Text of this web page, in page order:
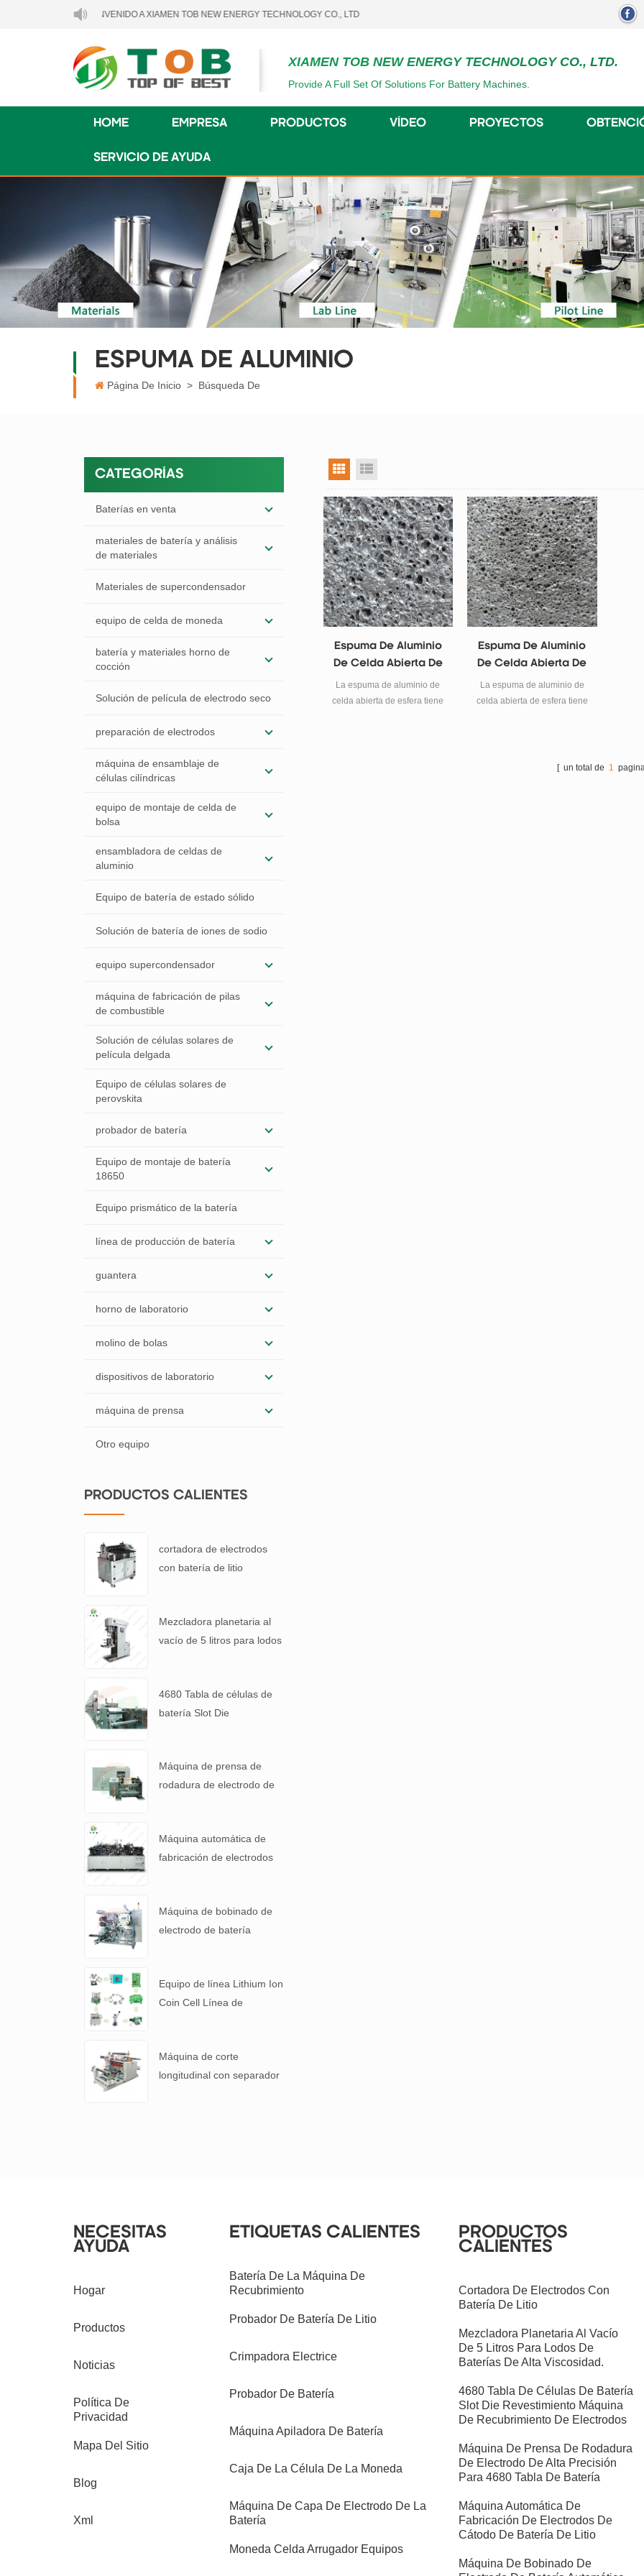
BIENVENIDO A XIAMEN TOB NEW ENERGY TECHNOLOGY CO., LTD..
XIAMEN TOB NEW ENERGY TECHNOLOGY CO., LTD.
Provide A Full Set Of Solutions For Battery Machines.
HOME EMPRESA PRODUCTOS VÍDEO PROYECTOS
SERVICIO DE AYUDA
ESPUMA DE ALUMINIO
Página De Inicio > Búsqueda De
CATEGORÍAS
Baterías en venta
materiales de batería y análisis
de materiales
Materiales de supercondensador
equipo de celda de moneda
batería y materiales horno de
cocción
Solución de película de electrodo seco
preparación de electrodos
máquina de ensamblaje de
células cilíndricas
equipo de montaje de celda de
bolsa
ensambladora de celdas de
aluminio
Equipo de batería de estado sólido
Solución de batería de iones de sodio
equipo supercondensador
máquina de fabricación de pilas
de combustible
Solución de células solares de
película delgada
Equipo de células solares de
perovskita
probador de batería
Equipo de montaje de batería
18650
Equipo prismático de la batería
línea de producción de batería
guantera
horno de laboratorio
molino de bolas
dispositivos de laboratorio
máquina de prensa
Otro equipo
PRODUCTOS CALIENTES
cortadora de electrodos
con batería de litio
Mezcladora planetaria al
vacío de 5 litros para lodos
4680 Tabla de células de
batería Slot Die
electrodos
Máquina de prensa de
rodadura de electrodo de
Máquina automática de
fabricación de electrodos
Máquina de bobinado de
electrodo de batería
Equipo de línea Lithium Ion
Coin Cell Línea de
Máquina de corte
longitudinal con separador
vista en cuadrícula
Espuma De Aluminio
De Celda Abierta De
Esfera De 10 Mm De
Espesor
La espuma de aluminio de
celda abierta de esfera tiene
Espuma De Aluminio
De Celda Abierta De
Esfera De 20 Mm De
Espesor
La espuma de aluminio de
celda abierta de esfera tiene
[ un total de 1
NECESITAS
AYUDA
Hogar
Productos
Noticias
Política De
Privacidad
Mapa Del Sitio
Blog
Xml
ETIQUETAS CALIENTES
Batería De La Máquina De
Recubrimiento
Probador De Batería De Litio
Crimpadora Electrice
Probador De Batería
Máquina Apiladora De Batería
Caja De La Célula De La Moneda
Máquina De Capa De Electrodo De La
Batería
Moneda Celda Arrugador Equipos
PRODUCTOS
CALIENTES
Cortadora De Electrodos Con
Batería De Litio
Mezcladora Planetaria Al Vacío
De 5 Litros Para Lodos De
Baterías De Alta Viscosidad.
4680 Tabla De Células De Batería
Slot Die Revestimiento Máquina
De Recubrimiento De Electrodos
Máquina De Prensa De Rodadura
De Electrodo De Alta Precisión
Para 4680 Tabla De Batería
Máquina Automática De
Fabricación De Electrodos De
Cátodo De Batería De Litio
Máquina De Bobinado De